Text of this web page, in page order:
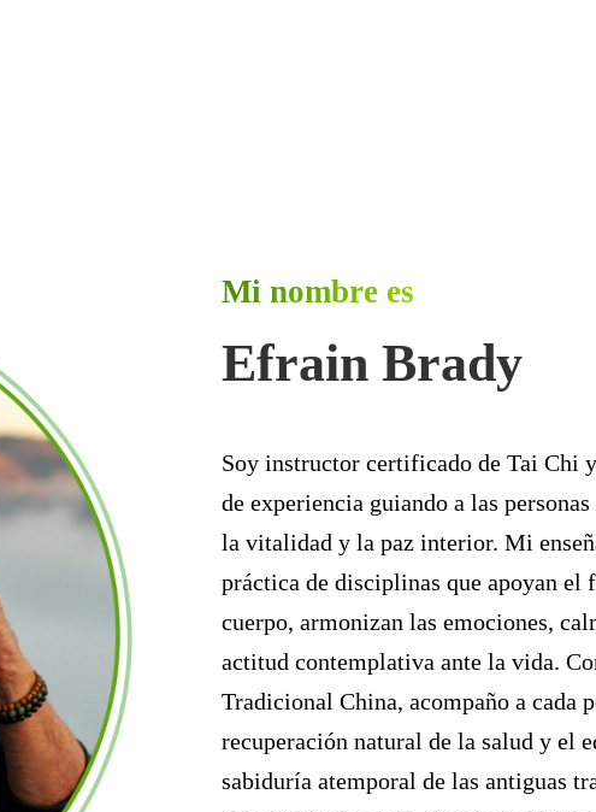
Mi nombre es
Efrain Brady
Soy instructor certificado de Tai Chi
de experiencia guiando a las
la vitalidad y la paz interior. Mi
práctica de disciplinas que apoyan el
cuerpo, armonizan las emociones,
actitud contemplativa ante la vida.
Tradicional China, acompaño a cada
recuperación natural de la salud y el
sabiduría atemporal de las antiguas